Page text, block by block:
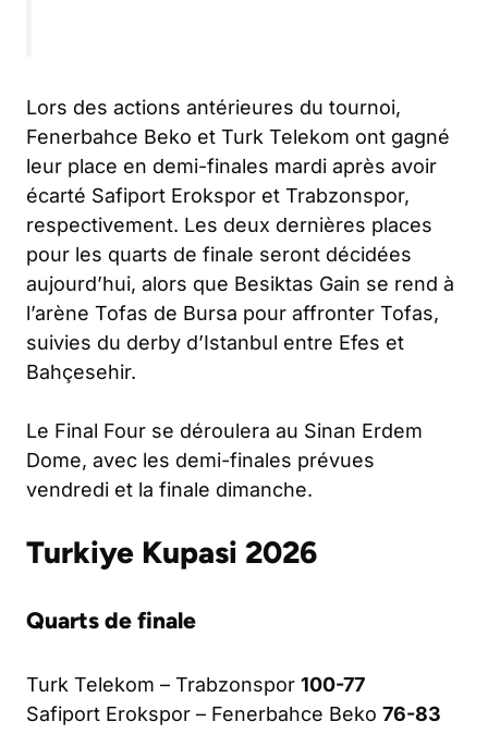
Lors des actions antérieures du tournoi,
Fenerbahce Beko et Turk Telekom ont gagné
leur place en demi-finales mardi après avoir
écarté Safiport Erokspor et Trabzonspor,
respectivement. Les deux dernières places
pour les quarts de finale seront décidées
aujourd’hui, alors que Besiktas Gain se rend à
l’arène Tofas de Bursa pour affronter Tofas,
suivies du derby d’Istanbul entre Efes et
Bahçesehir.
Le Final Four se déroulera au Sinan Erdem
Dome, avec les demi-finales prévues
vendredi et la finale dimanche.
Turkiye Kupasi 2026
Quarts de finale
Turk Telekom – Trabzonspor 100-77
Safiport Erokspor – Fenerbahce Beko 76-83